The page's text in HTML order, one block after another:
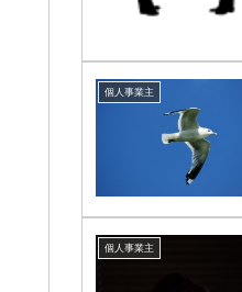
個人事業主
個人事業主